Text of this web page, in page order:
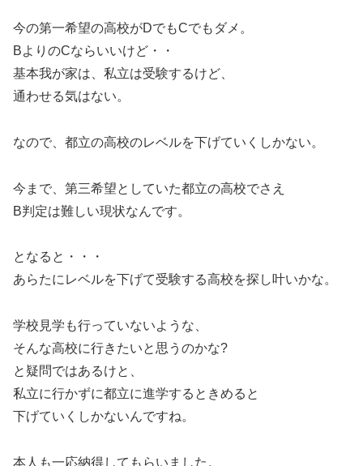
今の第一希望の高校がDでもCでもダメ。
BよりのCならいいけど・・
基本我が家は、私立は受験するけど、
通わせる気はない。
なので、都立の高校のレベルを下げていくしかない。
今まで、第三希望としていた都立の高校でさえ
B判定は難しい現状なんです。
となると・・・
あらたにレベルを下げて受験する高校を探し叶いかな。
学校見学も行っていないような、
そんな高校に行きたいと思うのかな?
と疑問ではあるけと、
私立に行かずに都立に進学するときめると
下げていくしかないんですね。
本人も一応納得してもらいました。